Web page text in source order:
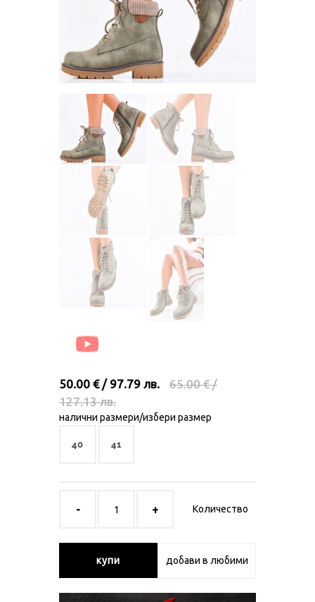
50.00 € / 97.79 лв.
65.00 € /
127.13 лв.
налични размери/избери размер
40 41
Количество
купи добави в любими